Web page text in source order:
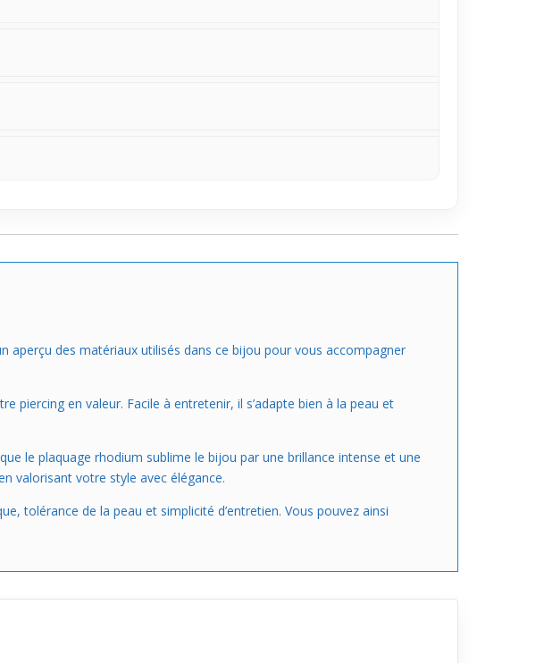
des matériaux utilisés dans ce bijou pour vous accompagner
en valeur. Facile à entretenir, il s’adapte bien à la peau et
le plaquage rhodium sublime le bijou par une brillance intense et une
valorisant votre style avec élégance.
tolérance de la peau et simplicité d’entretien. Vous pouvez ainsi